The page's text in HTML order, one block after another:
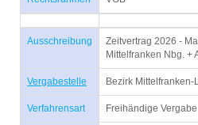
Ausschreibung
Zeitvertrag 2026 -
Mittelfranken Nbg. +
Vergabestelle Bezirk
Verfahrensart Freihändige Vergabe